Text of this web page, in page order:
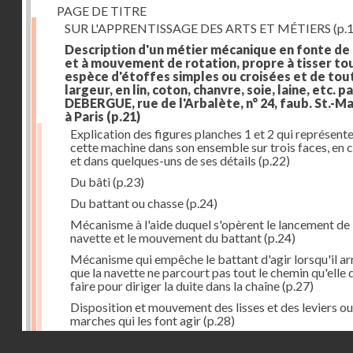
PAGE DE TITRE
SUR L'APPRENTISSAGE DES ARTS ET MÉTIERS
Description d'un métier mécanique en fonte
et à mouvement de rotation, propre à tisser
espèce d'étoffes simples ou croisées et de
largeur, en lin, coton, chanvre, soie, laine, etc.
DEBERGUE, rue de l'Arbalète, n° 24, faub. St.-
à Paris (p.21)
Explication des figures planches 1 et 2 qui
cette machine dans son ensemble sur trois faces, en
et dans quelques-uns de ses détails (p.22)
Du bâti(p.23)
Du battant ou chasse(p.24)
Mécanisme à l'aide duquel s'opèrent le lancement de
navette et le mouvement du battant(p.24)
Mécanisme qui empêche le battant d'agir lorsqu'il
que la navette ne parcourt pas tout le chemin qu'elle
faire pour diriger la duite dans la chaîne(p.27)
Disposition et mouvement des lisses et des leviers ou
marches qui les font agir(p.28)